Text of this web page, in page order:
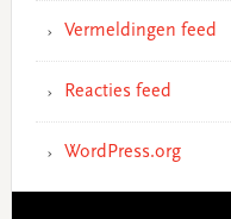
Vermeldingen feed
Reacties feed
WordPress.org